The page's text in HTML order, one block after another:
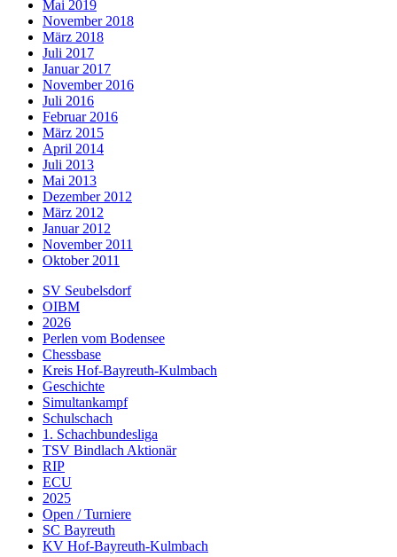
Mai 2019
November 2018
März 2018
Juli 2017
Januar 2017
November 2016
Juli 2016
Februar 2016
März 2015
April 2014
Juli 2013
Mai 2013
Dezember 2012
März 2012
Januar 2012
November 2011
Oktober 2011
SV Seubelsdorf
OIBM
2026
Perlen vom Bodensee
Chessbase
Kreis Hof-Bayreuth-Kulmbach
Geschichte
Simultankampf
Schulschach
1. Schachbundesliga
TSV Bindlach Aktionär
RIP
ECU
2025
Open / Turniere
SC Bayreuth
KV Hof-Bayreuth-Kulmbach